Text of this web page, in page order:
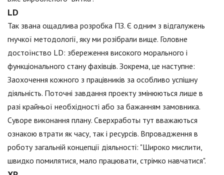
LD
Так звана ощадлива розробка ПЗ. Є одним з відгалужень
гнучкої методології, яку ми розібрали вище. Головне
достоїнство LD: збереження високого морального і
функціонального стану фахівців. Зокрема, це наступне:
Заохочення кожного з працівників за особливо успішну
діяльність. Поточні завдання проекту змінюються лише в
разі крайньої необхідності або за бажанням замовника.
Суворе виконання плану. Сверхработы тут вважаються
ознакою втрати як часу, так і ресурсів. Впровадження в
роботу загальній концепції діяльності: "Широко мислити,
швидко помилятися, мало працювати, стрімко навчатися".